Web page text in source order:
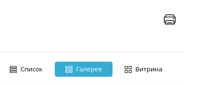
Список Галерея Витрина